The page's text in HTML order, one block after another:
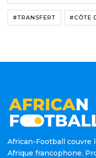
#TRANSFERT #CÔTE
African-Football couvre
Afrique francophone.